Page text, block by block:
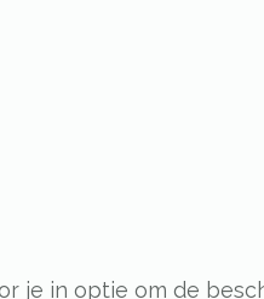
je in optie om de